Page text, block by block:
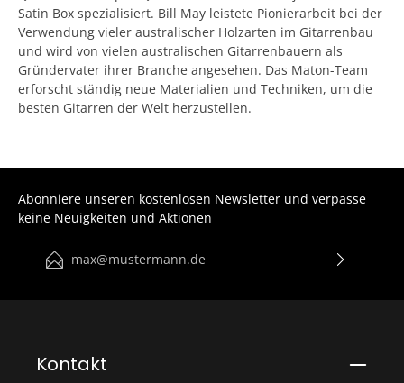
Satin Box spezialisiert. Bill May leistete Pionierarbeit bei der
Verwendung vieler australischer Holzarten im Gitarrenbau
und wird von vielen australischen Gitarrenbauern als
Gründervater ihrer Branche angesehen. Das Maton-Team
erforscht ständig neue Materialien und Techniken, um die
besten Gitarren der Welt herzustellen.
Abonniere unseren kostenlosen Newsletter und verpasse
keine Neuigkeiten und Aktionen
E-Mail-Adresse*
Kontakt